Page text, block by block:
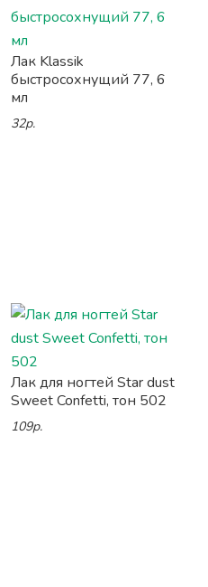
Лак Klassik
быстросохнущий 77, 6
мл
32р.
Лак для ногтей Star dust
Sweet Confetti, тон 502
109р.